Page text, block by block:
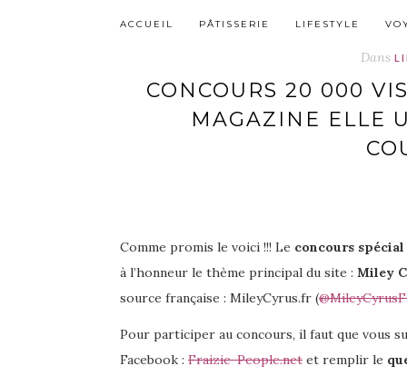
ACCUEIL PÂTISSERIE LIFESTYLE
Dans
CONCOURS 20 000
MAGAZINE ELLE
Comme promis le voici !!! Le concours
à l’honneur le thème principal du site : Miley
source française : MileyCyrus.fr (
Pour participer au concours, il faut que vous
Facebook : Fraizie-People.net et remplir le